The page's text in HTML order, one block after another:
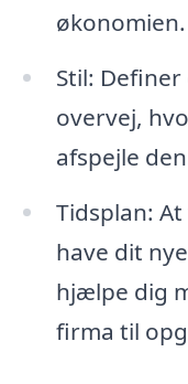
økonomien.
Stil:
overvej,
afspejle
Tidsplan:
have dit
hjælpe dig
firma til